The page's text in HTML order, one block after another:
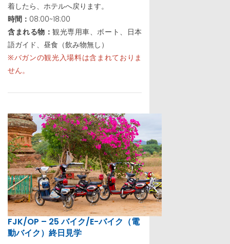
着したら、ホテルへ戻ります。
時間： 08:00~18:00
含まれる物：観光専用車、ボート、日本
語ガイド、昼食（飲み物無し）
※バガンの観光入場料は含まれておりま
せん。
FJK/OP – 25 バイク/E-バイク（電
動バイク）終日見学